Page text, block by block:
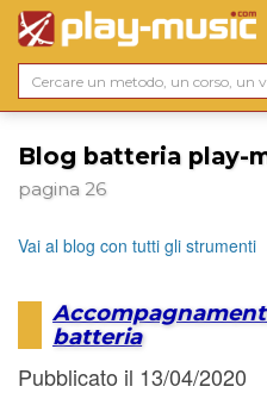
Blog batteria play-
pagina 26
Vai al blog con tutti gli strumenti
batteria
Pubblicato il 13/04/2020